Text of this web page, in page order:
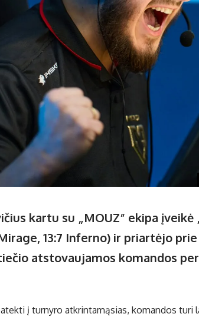
kartu su „MOUZ” ekipa įveikė
Mirage, 13:7 Inferno) ir priartėjo
atstovaujamos komandos
į turnyro atkrintamąsias, komandos